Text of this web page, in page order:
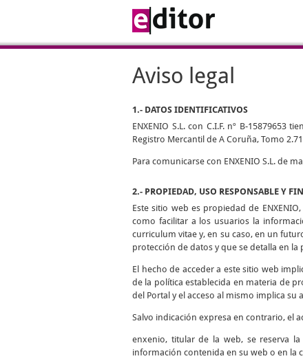
Aviso legal
1.- DATOS IDENTIFICATIVOS
ENXENIO S.L. con C.I.F. nº B-15879653
Registro Mercantil de A Coruña, Tomo
Para comunicarse con ENXENIO S.L. de
2.- PROPIEDAD, USO RESPONSABLE Y
Este sitio web es propiedad de
como facilitar a los usuarios la
curriculum vitae y, en su caso, en un
protección de datos y que se detalla en
El hecho de acceder a este sitio web
de la política establecida en materia de
del Portal y el acceso al mismo implica su
Salvo indicación expresa en contrario, el
enxenio, titular de la web, se reserva
información contenida en su web o en la